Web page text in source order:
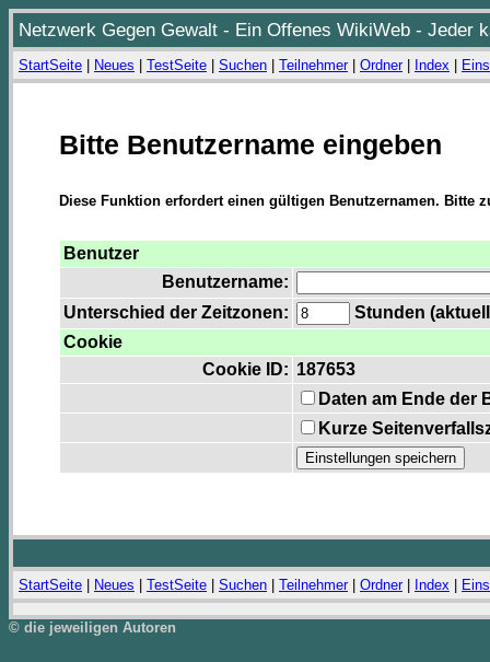
Netzwerk Gegen Gewalt - Ein Offenes WikiWeb - Jeder
StartSeite Neues TestSeite Suchen Teilnehmer| Ordner| Index
Bitte Benutzername eingeben
Diese Funktion erfordert einen gültigen Benutzernamen. Bitte
Benutzer
Benutzername:
Unterschied der Zeitzonen:
Stunden
Cookie
Cookie ID: 187653
Daten am Ende der
Kurze
StartSeite Neues TestSeite Suchen Teilnehmer| Ordner| Index
© die jeweiligen Autoren